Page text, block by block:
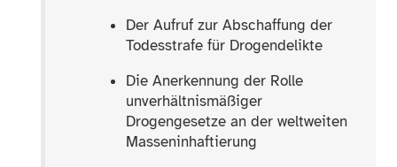
Der Aufruf zur Abschaffung der
Todesstrafe für Drogendelikte
Die Anerkennung der Rolle
unverhältnismäßiger
Drogengesetze an der weltweiten
Masseninhaftierung